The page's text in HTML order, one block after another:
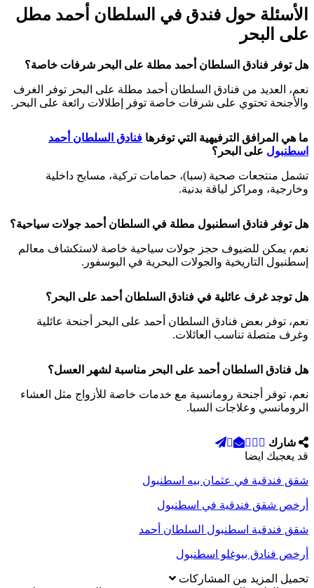
الأسئلة حول فندق في السلطان أحمد مطل
على البحر
هل توفر فنادق السلطان أحمد مطلة على البحر شرفات خاصة؟
نعم، العديد من فنادق السلطان أحمد مطلة على البحر توفر الغرف
والأجنحة تحتوي على شرفات خاصة توفر إطلالات رائعة على البحر.
ما هي المرافق الترفيهية التي توفرها فنادق السلطان أحمد
اسطنبول على البحر؟
تشمل منتجعات صحية (سبا)، حمامات تركية، مسابح داخلية
وخارجية، ومراكز لياقة بدنية.
هل توفر فنادق اسطنبول مطلة في السلطان أحمد جولات سياحية؟
نعم، يمكن للضيوف حجز جولات سياحية خاصة لاستكشاف معالم
إسطنبول التاريخية والجولات البحرية في البوسفور.
هل توجد غرف عائلية في فنادق السلطان أحمد على البحر؟
نعم، توفر بعض فنادق السلطان أحمد على البحر أجنحة عائلية
وغرف متصلة تناسب العائلات.
هل فنادق السلطان أحمد على البحر مناسبة لشهر العسل؟
نعم، توفر أجنحة رومانسية مع خدمات خاصة للأزواج مثل العشاء
الرومانسي وعلاجات السبا.
شارك
قد يعجبك ايضا
شقق فندقية في عثمان بيه اسطنبول
أرخص شقق فندقية في اسطنبول
شقق فندقية اسطنبول السلطان أحمد
أرخص فنادق بيوغلو اسطنبول
تحميل المزيد من المشاركات